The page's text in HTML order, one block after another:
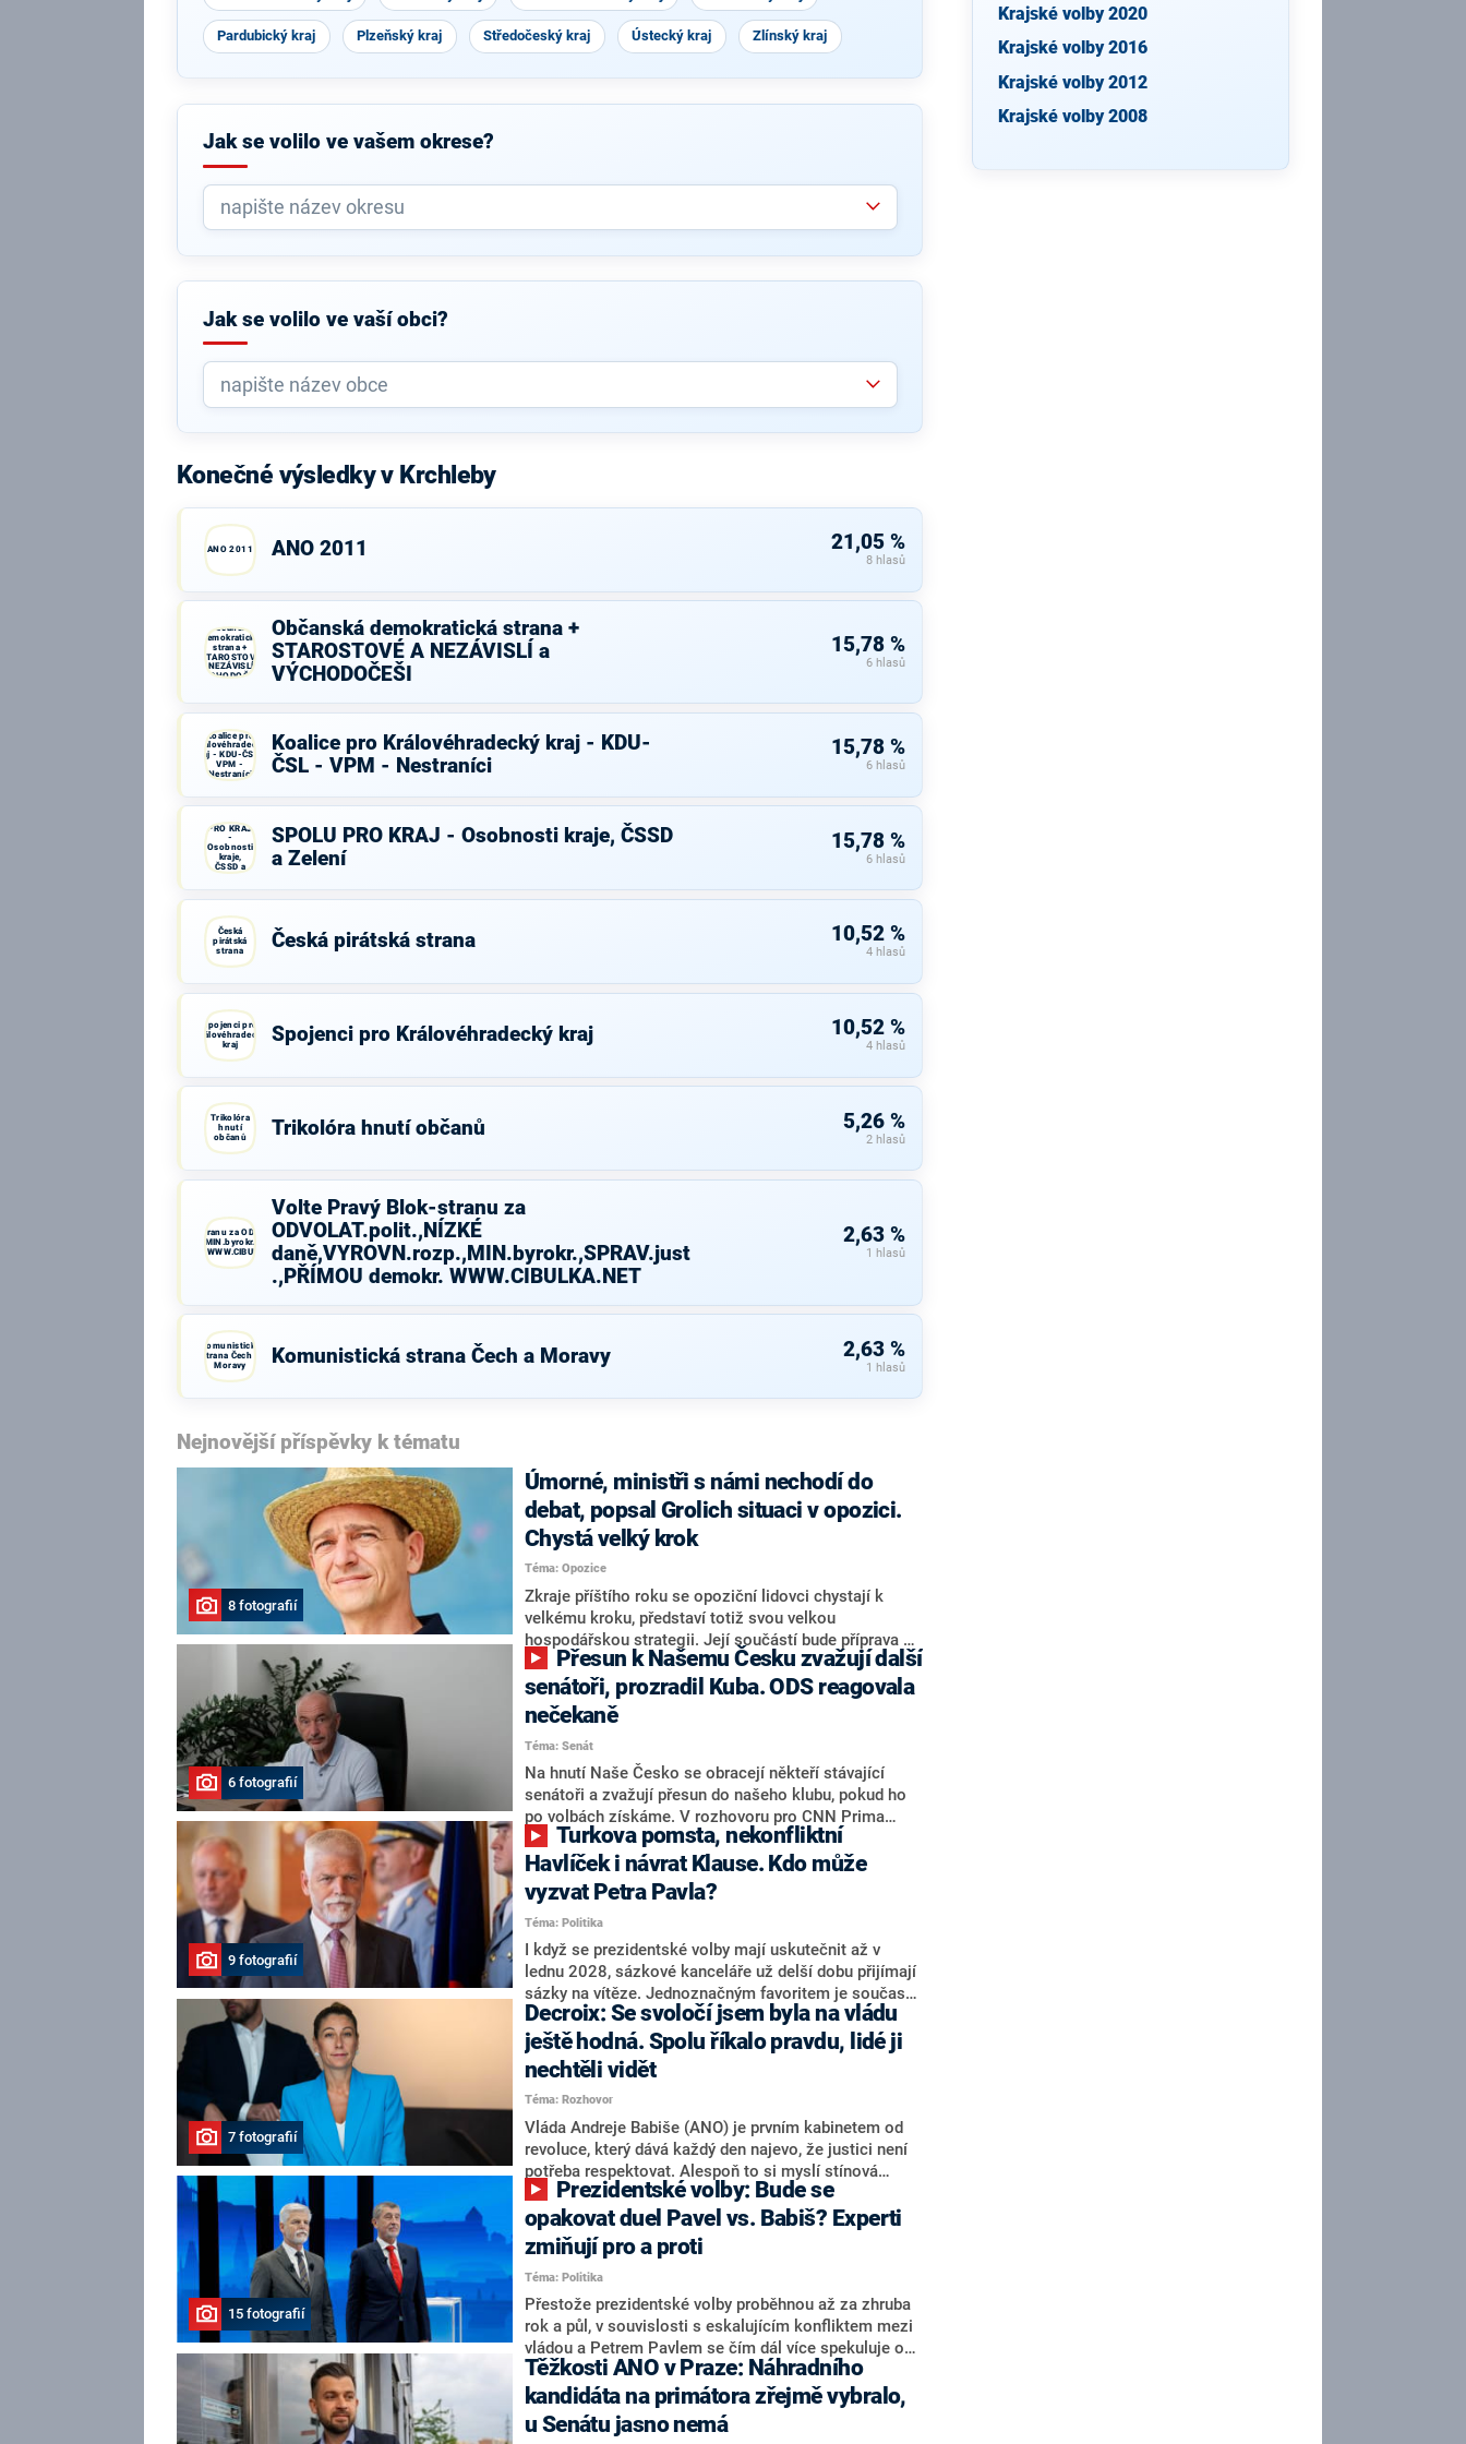
Pardubický kraj Plzeňský kraj Středočeský kraj Ústecký kraj Zlínský kraj
Jak se volilo ve vašem okrese?
Jak se volilo ve vaší obci?
Konečné výsledky v Krchleby
ANO 2011 ANO 2011 21,05 %
8 hlasů
Občanská
demokratická
strana +
STAROSTOVÉ
A NEZÁVISLÍ a
VÝCHODOČEŠI
Občanská demokratická strana +
STAROSTOVÉ A NEZÁVISLÍ a
VÝCHODOČEŠI
15,78 %
6 hlasů
Koalice pro
Královéhradecký
kraj - KDU-ČSL -
VPM -
Nestraníci
Koalice pro Královéhradecký kraj - KDU-
ČSL - VPM - Nestraníci
15,78 %
6 hlasů
PRO KRAJ
-
Osobnosti
kraje,
ČSSD a
Zelení
SPOLU PRO KRAJ - Osobnosti kraje, ČSSD
a Zelení
15,78 %
6 hlasů
Česká
pirátská
strana
Česká pirátská strana 10,52 %
4 hlasů
Spojenci pro
Královéhradecký
kraj
Spojenci pro Královéhradecký kraj 10,52 %
4 hlasů
Trikolóra
hnutí
občanů
Trikolóra hnutí občanů 5,26 %
2 hlasů
Volte Pravý Blok-stranu za ODVOLAT.polit.,NÍZKÉ
daně,VYROVN.rozp.,MIN.byrokr.,SPRAV.just.,PŘÍMOU
demokr. WWW.CIBULKA.NET
Volte Pravý Blok-stranu za
ODVOLAT.polit.,NÍZKÉ
daně,VYROVN.rozp.,MIN.byrokr.,SPRAV.just
.,PŘÍMOU demokr. WWW.CIBULKA.NET
2,63 %
1 hlasů
Komunistická
strana Čech a
Moravy
Komunistická strana Čech a Moravy 2,63 %
1 hlasů
Nejnovější příspěvky k tématu
8 fotografií
Úmorné, ministři s námi nechodí do
debat, popsal Grolich situaci v opozici.
Chystá velký krok
Téma: Opozice
Zkraje příštího roku se opoziční lidovci chystají k
velkému kroku, představí totiž svou velkou
hospodářskou strategii. Její součástí bude příprava na
stárnutí populace, řekl ve středu na setkání s novináři
nový předseda lidovců Jan Grolich. Ten zároveň v
senátních volbách kandiduje ve Vyškově. Popsal i
aktivitu opozice, o níž vládní strany nebo političtí
komentátoři mluví jako o slabé a v defenzivě. „Je to
úmorná práce upozorňovat na chyby vlády. Ministři s
námi navíc nechodí do debat. Chceme ale ukazovat
svoje témata,“ odpověděl Grolich na dotaz CNN Prima
NEWS.
6 fotografií
senátoři, prozradil Kuba. ODS reagovala
nečekaně
Téma: Senát
Na hnutí Naše Česko se obracejí někteří stávající
senátoři a zvažují přesun do našeho klubu, pokud ho
po volbách získáme. V rozhovoru pro CNN Prima
NEWS to řekl zakladatel hnutí a jihočeský hejtman
Martin Kuba. Konkrétní nebyl, ale získat by takto mohl
například senátora Zdeňka Hrabu, který je dnes
součástí klubu ODS a TOP 09. Hraba to na dotaz
redakce nevyloučil. Předseda klubu senátorů ODS
Zdeněk Nytra redakci řekl, že počítá s odchodem
některých senátorů z klubu a že Naše Česko není
nepřítel, ale soupeř.
9 fotografií
Havlíček i návrat Klause. Kdo může
vyzvat Petra Pavla?
Téma: Politika
I když se prezidentské volby mají uskutečnit až v
lednu 2028, sázkové kanceláře už delší dobu přijímají
sázky na vítěze. Jednoznačným favoritem je současná
hlava státu Petr Pavel. Daleko za ním pak bookmakeři
zmiňují dva výrazné politiky ANO, tedy premiéra
Andreje Babiše a ministra průmyslu Karla Havlíčka.
Oblíbeným tipem samotných sázkařů je poslanec za
Motoristy Filip Turek. Politolog Jan Kubáček nicméně
o případné kandidatuře kohokoliv ze zmíněné trojice
značně pochybuje. Podle něj současná koalice dosud
nemá osobu, která by Pavlovi mohla konkurovat.
7 fotografií
Decroix: Se svoločí jsem byla na vládu
ještě hodná. Spolu říkalo pravdu, lidé ji
nechtěli vidět
Téma: Rozhovor
Vláda Andreje Babiše (ANO) je prvním kabinetem od
revoluce, který dává každý den najevo, že justici není
potřeba respektovat. Alespoň to si myslí stínová
ministryně spravedlnosti ODS Eva Decroix. V
rozhovoru pro CNN Prima NEWS si nebrala servítky
ohledně politického výkonu svého nástupce Jeronýma
Tejce (za ANO) či vládní zmocněnkyně pro lidská
práva Taťány Malé (ANO). Označením „svoloč“ na
adresu vlády prý byla ještě hodná. Decroix se také
vrátila k volební porážce koalice Spolu či promluvila o
hnutí Naše Česko Martina Kuby.
15 fotografií
opakovat duel Pavel vs. Babiš? Experti
zmiňují pro a proti
Téma: Politika
Přestože prezidentské volby proběhnou až za zhruba
rok a půl, v souvislosti s eskalujícím konfliktem mezi
vládou a Petrem Pavlem se čím dál více spekuluje o
tom, koho by do bitvy o Hrad mohla vyslat současná
koalice. Někteří političtí komentátoři znovu vytahují
jméno premiéra Andreje Babiše (ANO). Jak moc je
pravděpodobné, že se v prezidentských volbách 2028
Těžkosti ANO v Praze: Náhradního
kandidáta na primátora zřejmě vybralo,
u Senátu jasno nemá
Krajské volby 2020
Krajské volby 2016
Krajské volby 2012
Krajské volby 2008